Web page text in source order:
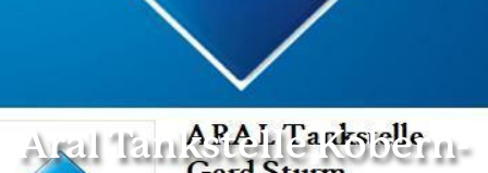
Aral Tankstelle Kobern-